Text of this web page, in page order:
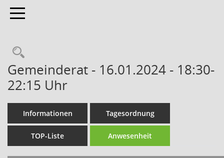
Toggle navigation
Gemeinderat - 16.01.2024 - 18:30-
22:15 Uhr
Informationen Tagesordnung
TOP-Liste Anwesenheit